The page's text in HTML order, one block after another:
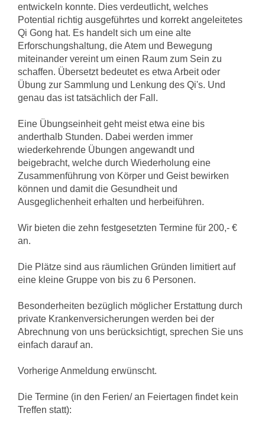
entwickeln konnte. Dies verdeutlicht, welches
Potential richtig ausgeführtes und korrekt angeleitetes
Qi Gong hat. Es handelt sich um eine alte
Erforschungshaltung, die Atem und Bewegung
miteinander vereint um einen Raum zum Sein zu
schaffen. Übersetzt bedeutet es etwa Arbeit oder
Übung zur Sammlung und Lenkung des Qi's. Und
genau das ist tatsächlich der Fall.
Eine Übungseinheit geht meist etwa eine bis
anderthalb Stunden. Dabei werden immer
wiederkehrende Übungen angewandt und
beigebracht, welche durch Wiederholung eine
Zusammenführung von Körper und Geist bewirken
können und damit die Gesundheit und
Ausgeglichenheit erhalten und herbeiführen.
Wir bieten die zehn festgesetzten Termine für 200,- €
an.
Die Plätze sind aus räumlichen Gründen limitiert auf
eine kleine Gruppe von bis zu 6 Personen.
Besonderheiten bezüglich möglicher Erstattung durch
private Krankenversicherungen werden bei der
Abrechnung von uns berücksichtigt, sprechen Sie uns
einfach darauf an.
Vorherige Anmeldung erwünscht.
Die Termine (in den Ferien/ an Feiertagen findet kein
Treffen statt):